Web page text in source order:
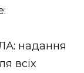
надання
всіх